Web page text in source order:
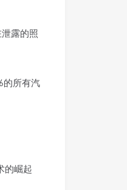
露的照
的所有汽
的崛起